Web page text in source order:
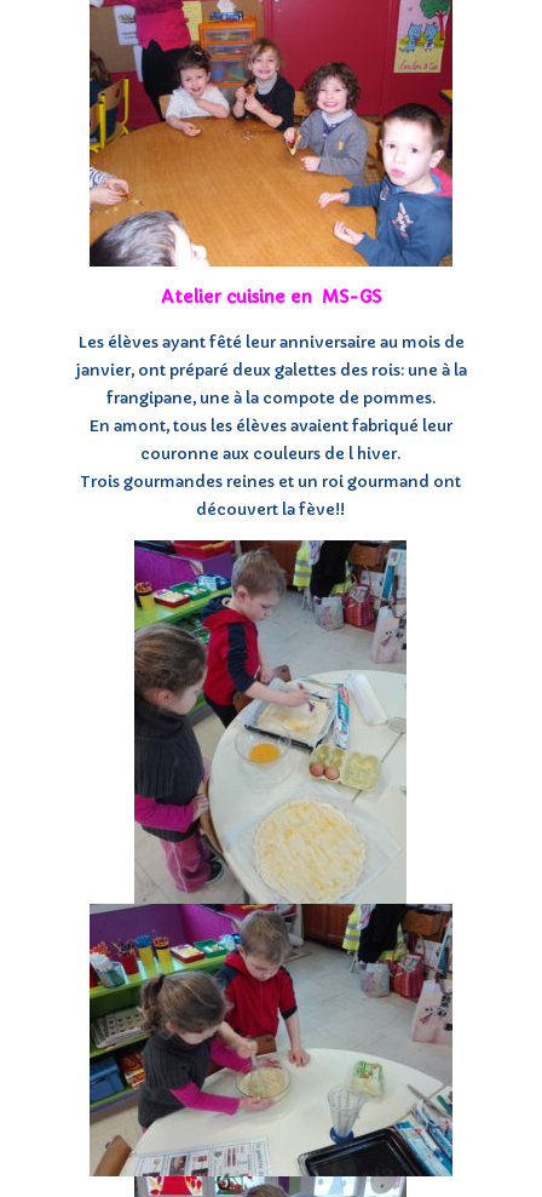
Atelier cuisine en MS-GS
Les élèves ayant fêté leur anniversaire au mois de
janvier, ont préparé deux galettes des rois: une à la
frangipane, une à la compote de pommes.
En amont, tous les élèves avaient fabriqué leur
couronne aux couleurs de l hiver.
Trois gourmandes reines et un roi gourmand ont
découvert la fève!!